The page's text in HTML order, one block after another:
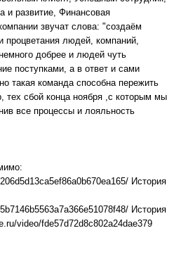
и развитие, Финансовая
звучат слова: "создаём
процветания людей, компаний,
добрее и людей чуть
поступками, а в ответ и сами
такая команда способна пережить
тех сбой конца ноября ,с которым мы
все процессы и лояльность
История
История
video/fde57d72d8c802a24dae379